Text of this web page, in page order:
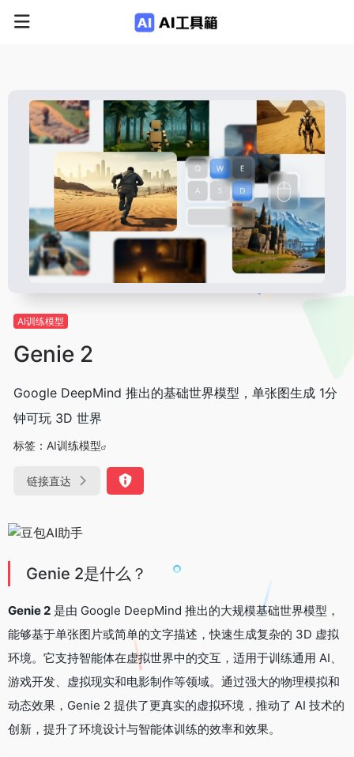
AI训练模型
Genie 2
Google DeepMind 推出的基础世界模型，单张图生成 1分
钟可玩 3D 世界
标签： AI训练模型
链接直达
Genie 2是什么？
Genie 2 是由 Google DeepMind 推出的大规模基础世界模型，
能够基于单张图片或简单的文字描述，快速生成复杂的 3D 虚拟
环境。它支持智能体在虚拟世界中的交互，适用于训练通用 AI、
游戏开发、虚拟现实和电影制作等领域。通过强大的物理模拟和
动态效果，Genie 2 提供了更真实的虚拟环境，推动了 AI 技术的
创新，提升了环境设计与智能体训练的效率和效果。